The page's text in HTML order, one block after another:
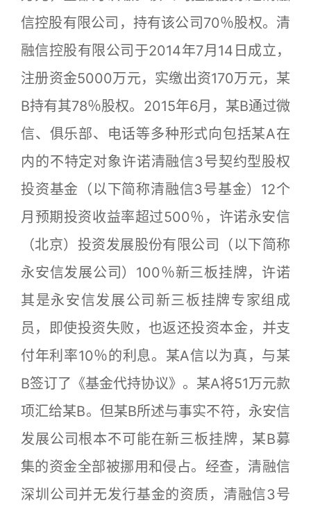
信控股有限公司，持有该公司70％股权。清
融信控股有限公司于2014年7月14日成立，
注册资金5000万元，实缴出资170万元，某
B持有其78％股权。2015年6月，某B通过微
信、俱乐部、电话等多种形式向包括某A在
内的不特定对象许诺清融信3号契约型股权
投资基金（以下简称清融信3号基金）12个
月预期投资收益率超过500％，许诺永安信
（北京）投资发展股份有限公司（以下简称
永安信发展公司）100％新三板挂牌，许诺
其是永安信发展公司新三板挂牌专家组成
员，即使投资失败，也返还投资本金，并支
付年利率10％的利息。某A信以为真，与某
B签订了《基金代持协议》。某A将51万元款
项汇给某B。但某B所述与事实不符，永安信
发展公司根本不可能在新三板挂牌，某B募
集的资金全部被挪用和侵占。经查，清融信
深圳公司并无发行基金的资质，清融信3号